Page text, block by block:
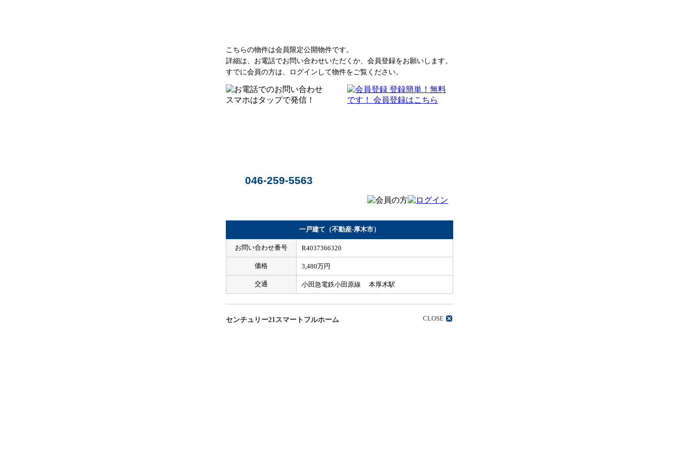
こちらの物件は会員限定公開物件です。
詳細は、お電話でお問い合わせいただくか、会員登録をお願いします。
すでに会員の方は、ログインして物件をご覧ください。
046-259-5563
一戸建て（不動産-厚木市）
お問い合わせ番号 R4037366320
価格 3,480万円
交通 小田急電鉄小田原線 本厚木駅
センチュリー21スマートフルホーム CLOSE